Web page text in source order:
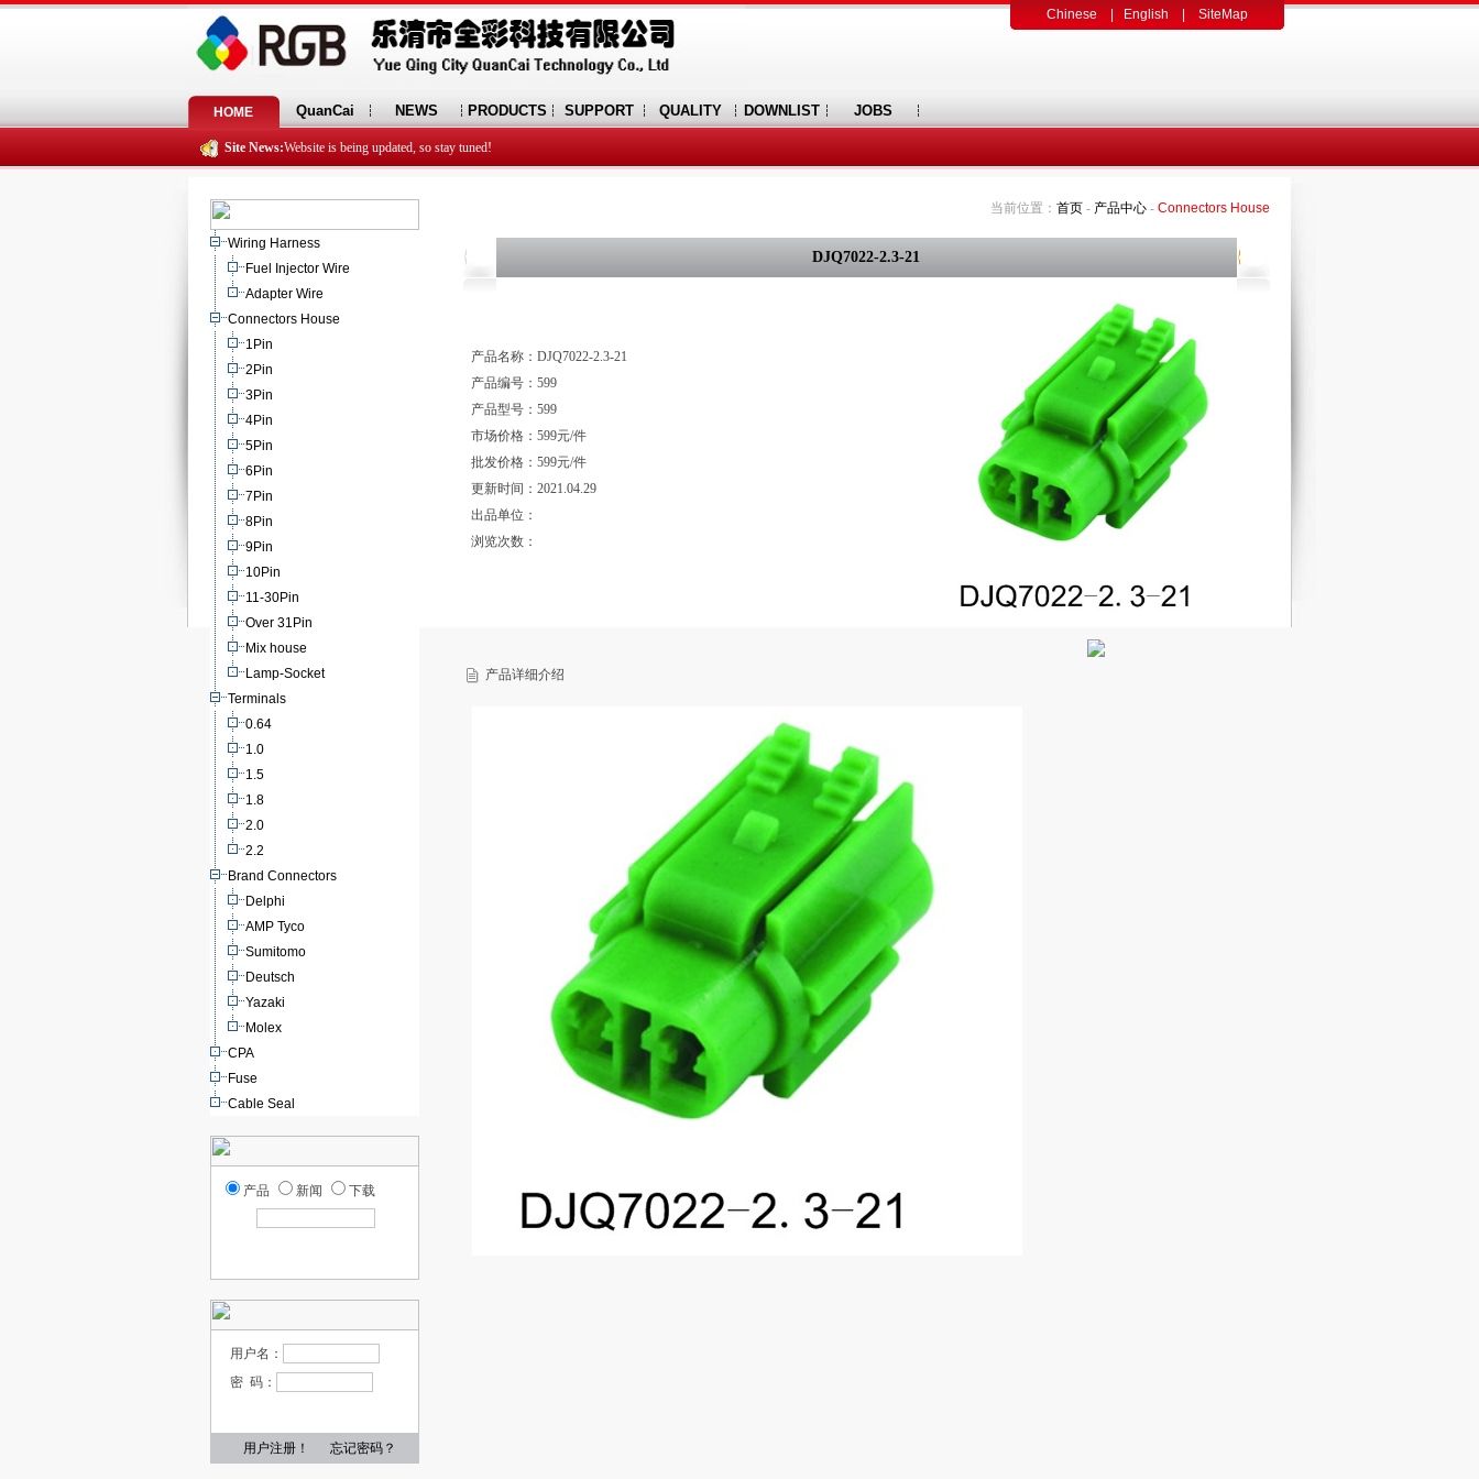
Chinese| English SiteMap
HOME QuanCai NEWS PRODUCTS SUPPORT QUALITY DOWNLIST JOBS
Site News:Website is being updated, so stay tuned!
Wiring Harness
Fuel Injector Wire
Adapter Wire
Connectors House
1Pin
2Pin
3Pin
4Pin
5Pin
6Pin
7Pin
8Pin
9Pin
10Pin
11-30Pin
Over 31Pin
Mix house
Lamp-Socket
Terminals
0.64
1.0
1.5
1.8
2.0
2.2
Brand Connectors
Delphi
AMP Tyco
Sumitomo
Deutsch
Yazaki
Molex
CPA
Fuse
Cable Seal
产品 新闻 下载
用户名：
密 码：
用户注册！ 忘记密码？
当前位置： 首页- 产品中心- Connectors House
DJQ7022-2.3-21
产品名称：DJQ7022-2.3-21
产品编号：599
产品型号：599
市场价格：599元/件
批发价格：599元/件
更新时间：2021.04.29
出品单位：
浏览次数：
产品详细介绍